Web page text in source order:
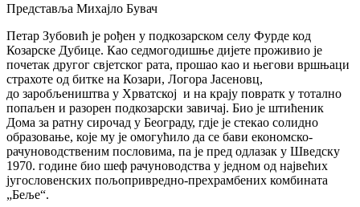
Представља Михајло Бувач
Петар Зубовић је рођен у подкозарском селу Фурде код
Козарске Дубице. Као седмогодишње дијете проживио је
почетак другог свјетског рата, прошао као и његови вршњаци
страхоте од битке на Козари, Логора Јасеновц,
до заробљеништва у Хрватској и на крају повратк у тотално
попаљен и рaзорен подкозарски завичај. Био је штићеник
Дома за ратну сирочад у Београду, гдје је стекао солидно
образовање, које му је омогућило да се бави економско-
рачуноводственим пословима, па је пред одлазак у Шведску
1970. године био шеф рачуноводства у једном од највећих
југословенских пољопривредно-прехрамбених комбината
„Беље“.